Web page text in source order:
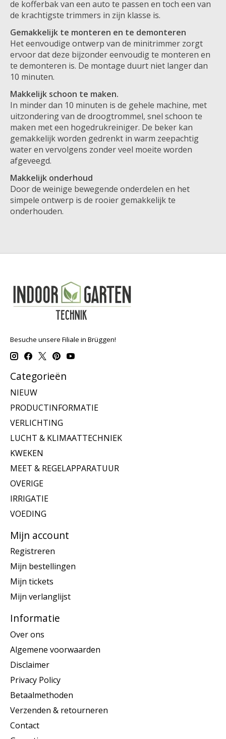
de kofferbak van een auto te passen en toch een van
de krachtigste trimmers in zijn klasse is.
Gemakkelijk te monteren en te demonteren
Het eenvoudige ontwerp van de minitrimmer zorgt
ervoor dat deze bijzonder eenvoudig te monteren en
te demonteren is. De montage duurt niet langer dan
10 minuten.
Makkelijk schoon te maken.
In minder dan 10 minuten is de gehele machine, met
uitzondering van de droogtrommel, snel schoon te
maken met een hogedrukreiniger. De beker kan
gemakkelijk worden gedrenkt in warm zeepachtig
water en vervolgens zonder veel moeite worden
afgeveegd.
Makkelijk onderhoud
Door de weinige bewegende onderdelen en het
simpele ontwerp is de rooier gemakkelijk te
onderhouden.
Besuche unsere Filiale in Brüggen!
Categorieën
NIEUW
PRODUCTINFORMATIE
VERLICHTING
LUCHT & KLIMAATTECHNIEK
KWEKEN
MEET & REGELAPPARATUUR
OVERIGE
IRRIGATIE
VOEDING
Mijn account
Registreren
Mijn bestellingen
Mijn tickets
Mijn verlanglijst
Informatie
Over ons
Algemene voorwaarden
Disclaimer
Privacy Policy
Betaalmethoden
Verzenden & retourneren
Contact